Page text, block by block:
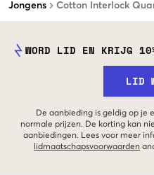
Jongens Cotton Interlock
WORD LID EN KRIJG
LID
De aanbieding is geldig op je
normale prijzen. De korting kan
aanbiedingen. Lees voor meer
lidmaatschapsvoorwaarden